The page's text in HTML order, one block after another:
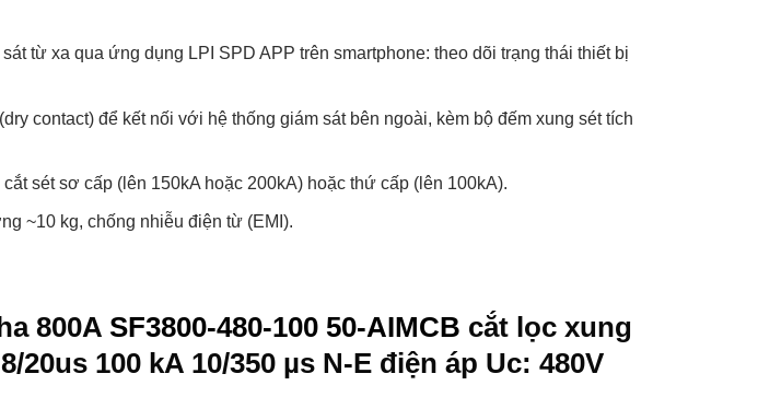
từ xa qua ứng dụng LPI SPD APP trên smartphone: theo dõi trạng thái thiết bị
contact) để kết nối với hệ thống giám sát bên ngoài, kèm bộ đếm xung sét tích
sét sơ cấp (lên 150kA hoặc 200kA) hoặc thứ cấp (lên 100kA).
~10 kg, chống nhiễu điện từ (EMI).
800A SF3800-480-100 50-AIMCB cắt lọc xung
100 kA 10/350 µs N-E điện áp Uc: 480V